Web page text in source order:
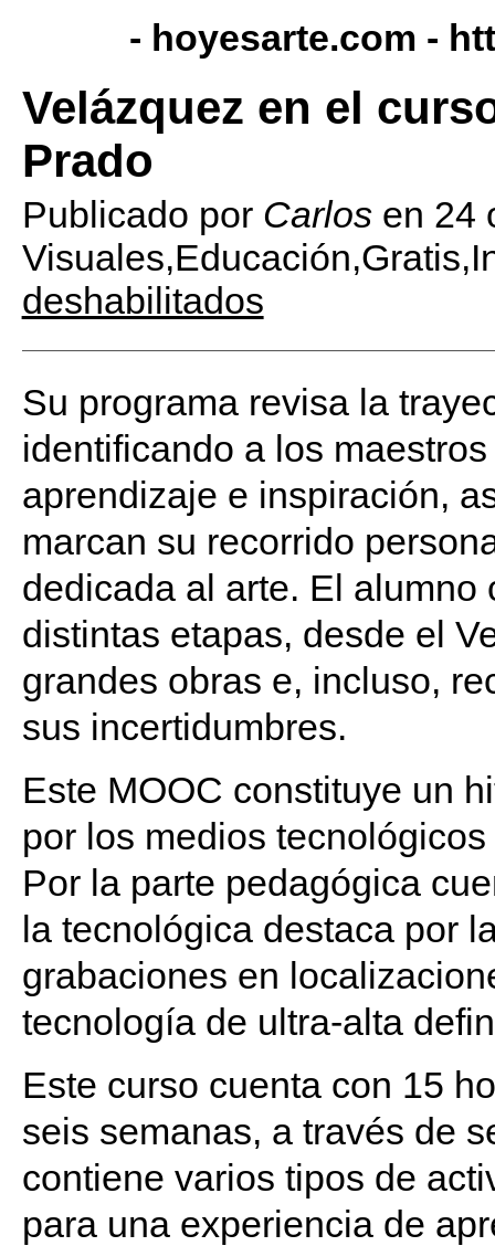
- hoyesarte.com -
Velázquez en el
Prado
Publicado por Carlosen 24
deshabilitados
Su programa revisa la
identificando a los
aprendizaje e inspiración,
marcan su recorrido
dedicada al arte. El
distintas etapas, desde el
grandes obras e, incluso,
sus incertidumbres.
Este MOOC constituye un
por los medios
Por la parte pedagógica
la tecnológica destaca por
grabaciones en
tecnología de ultra-alta
Este curso cuenta con 15
seis semanas, a través de
contiene varios tipos de
para una experiencia de